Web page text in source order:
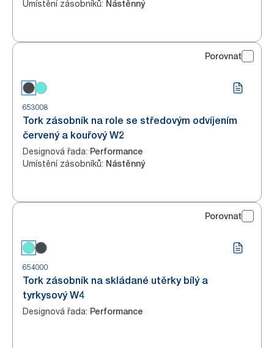
Umístění zásobníků: Nástěnný
Porovnat
653008
Tork zásobník na role se středovým odvíjením
červený a kouřový W2
Designová řada: Performance
Umístění zásobníků: Nástěnný
Porovnat
654000
Tork zásobník na skládané utěrky bílý a
tyrkysový W4
Designová řada: Performance